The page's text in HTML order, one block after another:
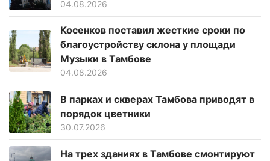
04.08.2026
Косенков поставил жесткие сроки по
благоустройству склона у площади
Музыки в Тамбове
04.08.2026
В парках и скверах Тамбова приводят в
порядок цветники
30.07.2026
На трех зданиях в Тамбове смонтируют